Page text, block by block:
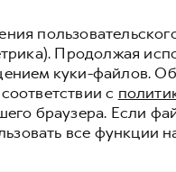
Продолжая
куки-файлов.
с
браузера. Если
все функции